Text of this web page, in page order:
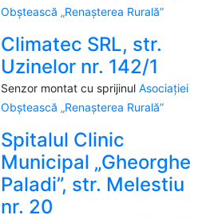
Obștească „Renașterea Rurală”
Climatec SRL, str.
Uzinelor nr. 142/1
Senzor montat cu sprijinul Asociației
Obștească „Renașterea Rurală”
Spitalul Clinic
Municipal „Gheorghe
Paladi”, str. Melestiu
nr. 20